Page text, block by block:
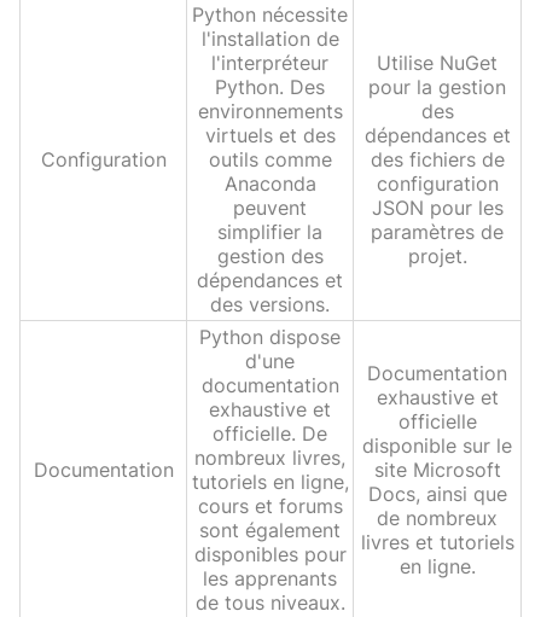
Configuration
Python nécessite
l'installation de
l'interpréteur
Python. Des
environnements
virtuels et des
outils comme
Anaconda
peuvent
simplifier la
gestion des
dépendances et
des versions.
Utilise NuGet
pour la gestion
des
dépendances et
des fichiers de
configuration
JSON pour les
paramètres de
projet.
Documentation
Python dispose
d'une
documentation
exhaustive et
officielle. De
nombreux livres,
tutoriels en ligne,
cours et forums
sont également
disponibles pour
les apprenants
de tous niveaux.
Documentation
exhaustive et
officielle
disponible sur le
site Microsoft
Docs, ainsi que
de nombreux
livres et tutoriels
en ligne.